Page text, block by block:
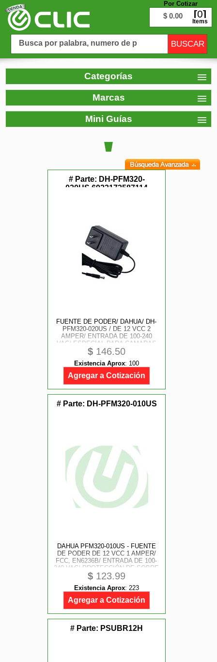
Por Cotizar
$ 0.00 0
Items
Categorías
Marcas
Mini Guías
# Parte: DH-PFM320-
020US,6923172587114
FUENTE DE PODER/ DAHUA/ DH-
PFM320-020US / DE 12 VCC 2
AMPER/ ENTRADA DE 100-240
VAC/ ESPECIAL PARA CAMARAS
DE CCTV/ CABLE DE 1.5 METROS/
CERTIFICACION FCC
$ 146.50
Existencia Aprox: 100
Agregar a Cotización
# Parte: DH-PFM320-010US
DAHUA PFM320-010US - FUENTE
DE PODER DE 12 VCC 1 AMPER/
FCC, EN6236B/ ENTRADA DE 100-
240 VAC/ PROTECCIÓN DE SOBRE
CORRIENTE Y VOLTAJE/ CABLE
DE 1.5 MTS/ ESPECIAL PARA
CAMARAS DE CCTV/
$ 123.99
Existencia Aprox: 223
Agregar a Cotización
# Parte: PSUBR12H